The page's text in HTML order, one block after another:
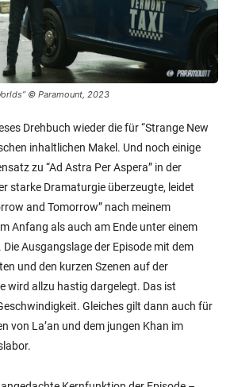
© Paramount, 2023
Drehbuch wieder die für “Strange New
inhaltlichen Makel. Und noch einige
zu “Ad Astra Per Aspera” in der
starke Dramaturgie überzeugte, leidet
and Tomorrow” nach meinem
Anfang als auch am Ende unter einem
Ausgangslage der Episode mit dem
und den kurzen Szenen auf der
wird allzu hastig dargelegt. Das ist
Gleiches gilt dann auch für
von La’an und dem jungen Khan im